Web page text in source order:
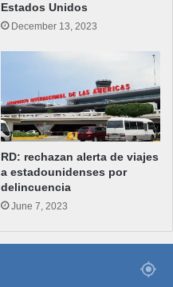
Estados Unidos
December 13, 2023
RD: rechazan alerta de viajes
a estadounidenses por
delincuencia
June 7, 2023